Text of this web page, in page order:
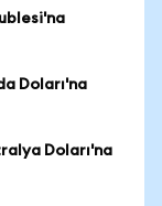
Doları'na
Doları'na